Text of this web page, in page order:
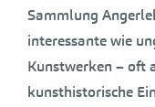
Sammlung
interessante wie
Kunstwerken – oft
kunsthistorische